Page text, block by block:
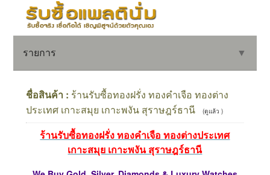
รายการ ▼
ชื่อสินค้า : ร้านรับซื้อทองฝรั่ง ทองคำเจือ ทองต่าง
ประเทศ เกาะสมุย เกาะพงัน สุราษฎร์ธานี
(ดูแล้ว )
ร้านรับซื้อทองฝรั่ง ทองคำเจือ ทองต่างประเทศ
เกาะสมุย เกาะพงัน สุราษฎร์ธานี